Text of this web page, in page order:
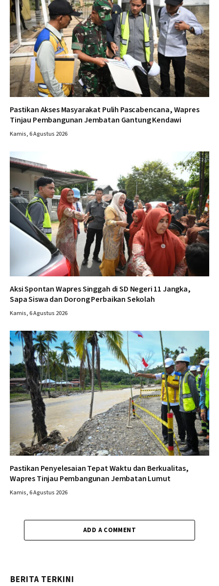
Pastikan Akses Masyarakat Pulih Pascabencana, Wapres
Tinjau Pembangunan Jembatan Gantung Kendawi
Kamis, 6 Agustus 2026
Aksi Spontan Wapres Singgah di SD Negeri 11 Jangka,
Sapa Siswa dan Dorong Perbaikan Sekolah
Kamis, 6 Agustus 2026
Pastikan Penyelesaian Tepat Waktu dan Berkualitas,
Wapres Tinjau Pembangunan Jembatan Lumut
Kamis, 6 Agustus 2026
ADD A COMMENT
BERITA TERKINI